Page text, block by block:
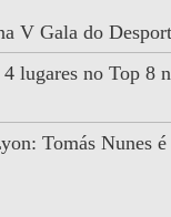
V Gala do
lugares no Top 8
Tomás Nunes é